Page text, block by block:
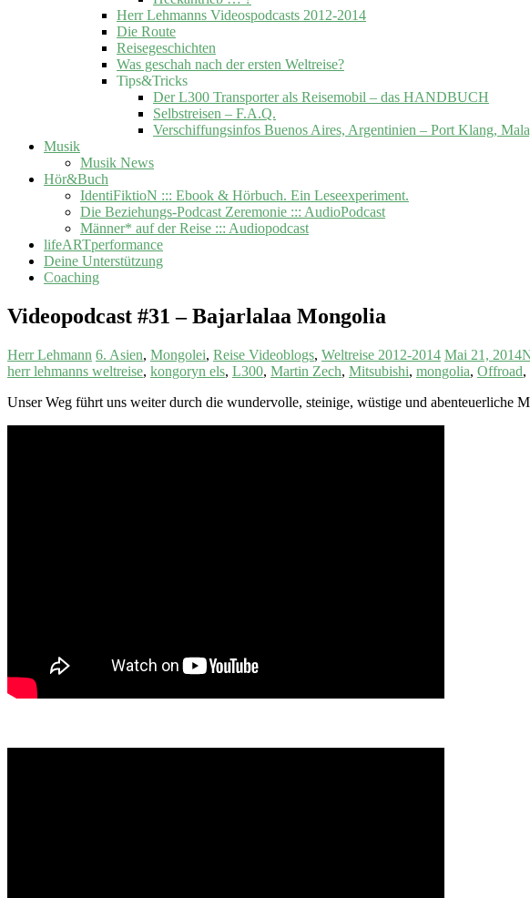
Herr Lehmanns Videospodcasts 2012-2014
Die Route
Reisegeschichten
Was geschah nach der ersten Weltreise?
Tips&Tricks
Der L300 Transporter als Reisemobil – das HANDBUCH
Selbstreisen – F.A.Q.
Verschiffungsinfos Buenos Aires, Argentinien – Port Klang,
Musik
Musik News
Hör&Buch
IdentiFiktioN ::: Ebook & Hörbuch. Ein Leseexperiment.
Die Beziehungs-Podcast Zeremonie ::: AudioPodcast
Männer* auf der Reise ::: Audiopodcast
lifeARTperformance
Deine Unterstützung
Coaching
Videopodcast #31 – Bajarlalaa Mongolia
Herr Lehmann 6. Asien, Mongolei, Reise Videoblogs, Weltreise 2012-2014 Mai 21, 2014
herr lehmanns weltreise, kongoryn els, L300, Martin Zech, Mitsubishi, mongolia, Offroad,
Unser Weg führt uns weiter durch die wundervolle, steinige, wüstige und